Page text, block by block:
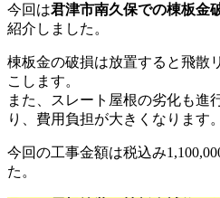
今回は君津市南久保での棟板金
紹介しました。
棟板金の破損は放置すると飛散
こします。
また、スレート屋根の劣化も進
り、費用負担が大きくなります。
今回の工事金額は税込み
た。